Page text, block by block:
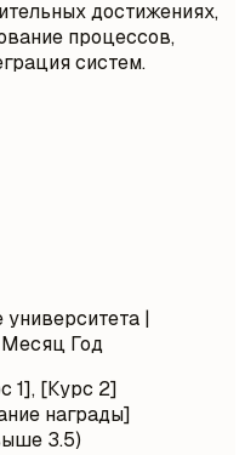
достижениях,
процессов,
систем.
|
Год
1], [Курс 2]
награды]
3.5)